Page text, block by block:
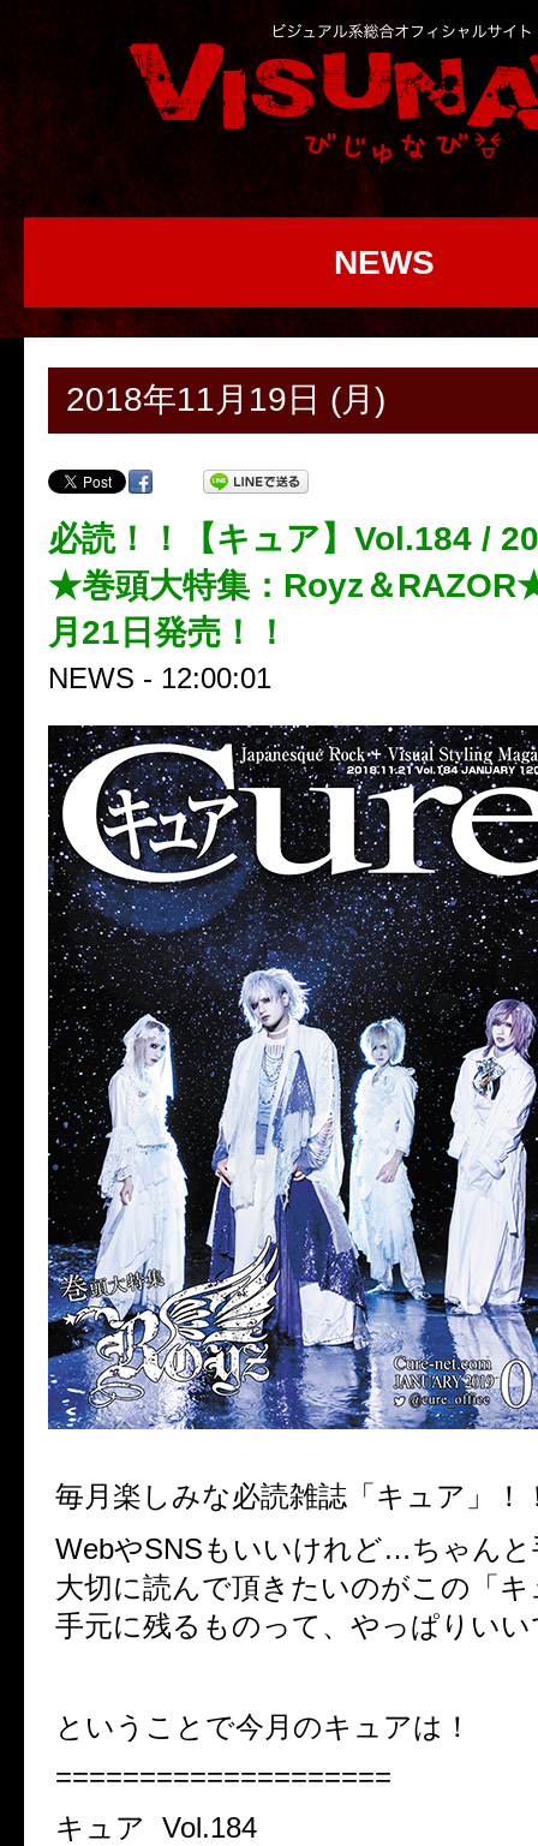
NEWS
2018年11月19日 (月)
必読！！【キュア】Vol.184 /
★巻頭大特集：Royz＆
月21日発売！！
NEWS - 12:00:01
毎月楽しみな必読雑誌「キュア」！
WebやSNSもいいけれど…ちゃんと
大切に読んで頂きたいのがこの「
手元に残るものって、やっぱりい
ということで今月のキュアは！
====================
キュア Vol.184